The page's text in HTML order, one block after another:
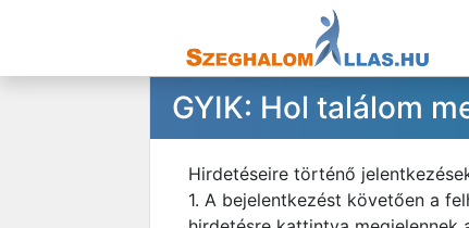
GYIK: Hol találom
Hirdetéseire történő
1. A bejelentkezést követően a